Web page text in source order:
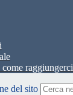
raggiungerci
del sito